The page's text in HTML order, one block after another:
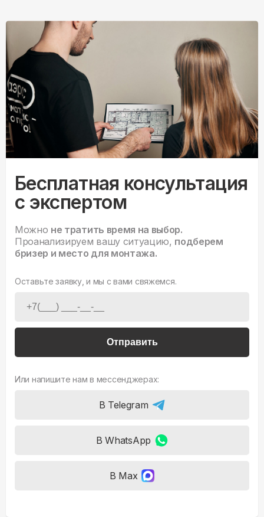
Бесплатная консультация
с экспертом
Можно не тратить время на выбор.
Проанализируем вашу ситуацию, подберем
бризер и место для монтажа.
Оставьте заявку, и мы с вами свяжемся.
Отправить
Или напишите нам в мессенджерах:
В Telegram
В WhatsApp
В Max